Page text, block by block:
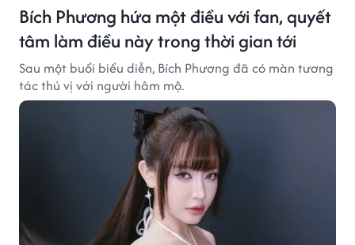
Bích Phương hứa một điều với fan, quyết
tâm làm điều này trong thời gian tới
Sau một buổi biểu diễn, Bích Phương đã có màn tương
tác thú vị với người hâm mộ.